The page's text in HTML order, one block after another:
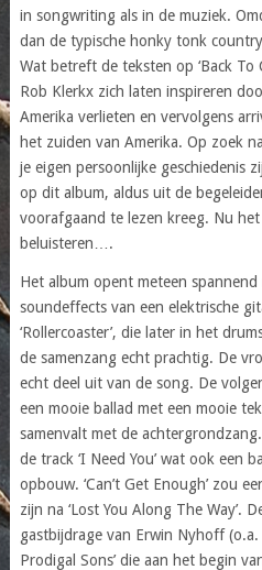
in songwriting als in de muziek.
dan de typische honky tonk
Wat betreft de teksten op ‘Back To
Rob Klerkx zich laten inspireren
Amerika verlieten en vervolgens
het zuiden van Amerika. Op zoek
je eigen persoonlijke geschiedenis
op dit album, aldus uit de
voorafgaand te lezen kreeg. Nu
beluisteren….
Het album opent meteen
soundeffects van een elektrische
‘Rollercoaster’, die later in het
de samenzang echt prachtig. De
echt deel uit van de song. De
een mooie ballad met een mooie
samenvalt met de
de track ‘I Need You’ wat ook een
opbouw. ‘Can’t Get Enough’ zou
zijn na ‘Lost You Along The Way’.
gastbijdrage van Erwin Nyhoff
Prodigal Sons’ die aan het begin